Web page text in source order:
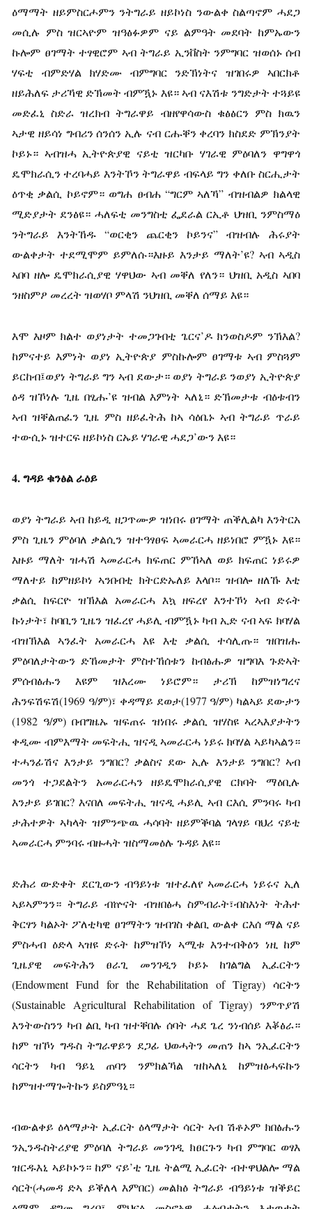
ዕማማት ዘይምስርሖምን ንትግራይ ዘይኮነስ ንውልቀ ስልጣኖም ሓደጋ
መሲሉ ምስ ዝርኣዮም ዝዓፅፉዎም ናይ ልምዓት መደባት ከምኡውን
ኩሎም ፀገማት ተፃዊሮም ኣብ ትግራይ ኢንቨስት ንምግባር ዝወሰኑ ሰብ
ሃፍቲ ብምድሃል ክሃድሙ ብምግባር ንድኽነትና ዝገበሩዎ ኣበርክቶ
ዘይሕለፍ ታሪኻዊ ድኽመት ብምዃኑ እዩ። ኣብ ናእሽቱ ንግድታት ተጓይዩ
መድፈኒ ስድራ ዝረክብ ትግራዋይ ብዘየዋሳውስ ቁፅፅርን ምስ ክዉን
ኣታዊ ዘይሳነ ግብሪን ሰንሰን ኢሉ ናብ ርሑቐን ቀረባን ክስደድ ምኽንያት
ኮይኑ። ኣብዝሓ ኢትዮጵያዊ ናይቲ ዝርካቡ ሃገራዊ ምዕባለን ዋግዋጎ
ዴሞክራሲን ተረባሓይ እንትኾን ትግራዋይ ብፍላይ ግን ቀለቡ ስርሒታት
ዕጥቂ ቃልሲ ኮይኖም። ወግሐ ፀብሐ “ግርም ኣለኻ” ብዝብልዎ ክልላዊ
ሚድያታት ደንፅዩ። ሓለፍቲ መንግስቲ ፌደራል ርኢቶ ህዝቢ ንምስማዕ
ንትግራይ እንትኸዱ “ወርቂን ጨርቂን ኮይንና” ብዝብሉ ሕሩያት
ውልቀታት ተደሚሞም ይምለሱ።እዙይ እንታይ ማለት’ዩ? ኣብ ኣዲስ
ኣበባ ዘሎ ዴሞክራሲያዊ ሃዋህው ኣብ መቐለ የለን። ህዝቢ አዲስ ኣበባ
ንዘስምዖ መረረት ዝወሃቦ ምላሽ ንህዝቢ መቐለ ሰማይ እዩ።
እሞ እዞም ክልተ ወያነታት ተመጋገብቲ ጌርና’ዶ ክንወስዶም ንኽእል?
ከምናተይ እምነት ወያነ ኢትዮጵያ ምስኩሎም ፀገማቱ ኣብ ምስጓም
ይርከብ፤ወያነ ትግራይ ግን ኣብ ደውታ። ወያነ ትግራይ ንወያነ ኢትዮጵያ
ዕዳ ዝኾነሉ ጊዜ በፂሑ’ዩ ዝብል እምነት ኣለኒ። ድኽመታቱ ብዕቱብን
ኣብ ዝቐልጠፈን ጊዜ ምስ ዘይፈትሕ ከኣ ሳዕቤኑ ኣብ ትግራይ ጥራይ
ተውሲኑ ዝተርፍ ዘይኮነስ ርኡይ ሃገራዊ ሓደጋ’ውን እዩ።
4.ግዳይ ቁንፅልራዕይ
ወያነ ትግራይ ኣብ ከይዲ ዘጋጥሙዎ ዝነበሩ ፀገማት ጠቕሊልካ እንትርአ
ምስ ጊዜን ምዕባለ ቃልሲን ዝተዓፃፀፍ ኣመራርሓ ዘይነበሮ ምዃኑ እዩ።
እዙይ ማለት ዝሓሽ ኣመራርሓ ክፍጠር ምኸኣለ ወይ ክፍጠር ነይሩዎ
ማለተይ ከምዘይኮነ ኣንበብቲ ክትርድኡለይ እላቦ። ዝብሎ ዘለኹ እቲ
ቃልሲ ከፍርዮ ዝኽእል አመራርሓ እኳ ዘፍረየ እንተኾነ ኣብ ድሩት
ኩነታት፣ ከባቢን ጊዜን ዝፈረየ ሓይሊ ብምዃኑ ካብ ኢድ ናብ ኣፍ ክባሃል
ብዝኽእል ኣንፈት አመራርሓ እዩ እቲ ቃልሲ ተሳሊጡ። ዝበዝሑ
ምዕባለታትውን ድኸመታት ምስተኸሰቱን ከብፅሑዎ ዝግባእ ጉድኣት
ምሰብፅሑን እዩም ዝእረሙ ነይሮም። ታሪኽ ከምዝነግረና
ሕንፍሽፍሽ(1969 ዓ/ም)፣ ቀዳማይ ደወታ(1977 ዓ/ም) ካልኣይ ደውታን
(1982 ዓ/ም) በብግዜኡ ዝፍጠሩ ዝነበሩ ቃልሲ ዝሃስዩ ኣረኣእያታትን
ቀዲሙ ብምእማት መፍትሒ ዝናዲ ኣመራርሓ ነይሩ ክባሃል ኣይካኣልን።
ተሓንፊሽና እንታይ ንግበር? ቃልስና ደው ኢሉ እንታይ ንግበር? ኣብ
መንጎ ተጋደልትን አመራርሓን ዘይዴሞክራሲያዊ ርክባት ማዕቢሉ
እንታይ ይገበር? እናበለ መፍትሒ ዝናዲ ሓይሊ ኣብ ርእሲ ምንባሩ ካብ
ታሕተዎት ኣካላት ዝምንጭዉ ሓሳባት ዘይምቕባል ገላፃይ ባህሪ ናይቲ
ኣመራርሓ ምንባሩ ብዙሓት ዝስማመዕሉ ጉዳይ እዩ።
ድሕሪ ውድቀት ደርጊውን ብዓይነቱ ዝተፈለየ ኣመራርሓ ነይሩና ኢለ
ኣይኣምንን። ትግራይ ብኵናት ብዝበፅሓ ስምብራት፣ብስእነት ትሕተ
ቅርፃን ካልኦት ፖለቲካዊ ፀገማትን ዝብገስ ቀልቢ ውልቀ ርእሰ ማል ናይ
ምስሓብ ዕድላ ኣዝዩ ድሩት ከምዝኾነ ኣሚቱ እንተብቅዕን ነዚ ከም
ጊዜያዊ መፍትሕን ፀራጊ መንገዲን ኮይኑ ከገልግል ኢፈርትን
(Endowment Fund for the Rehabilitation of Tigray) ሳርትን
(Sustainable Agricultural Rehabilitation of Tigray) ንምጥያሽ
እንትውስንን ካብ ልቢ ካብ ዝተቐበሉ ሰባት ሓደ ጌረ ንነብሰይ እቖፅራ።
ከም ዝኾነ ግዱስ ትግራዋይን ደጋፊ ህወሓትን መጠን ከኣ ንኢፈርትን
ሳርትን ካብ ዓይኒ ጠባን ንምክልኻል ዝከኣለኒ ከምዝፅሓፍኩን
ከምዝተማጐትኩን ይስምዓኒ።
ብውልቀይ ዕላማታት ኢፈርት ዕላማታት ሳርት ኣብ ሽቶኦም ክበፅሑን
ንኢንዱስትሪያዊ ምዕባለ ትግራይ መንገዲ ክፀርጉን ካብ ምግባር ወፃእ
ዝርዱእኒ ኣይኮኑን። ከም ናይ’ቲ ጊዜ ትልሚ ኢፈርት ብተዋህልሎ ማል
ሳርት(ሓመዳ ድኣ ይቕለላ እምበር) መልክዕ ትግራይ ብዓይነቱ ዝቕይር